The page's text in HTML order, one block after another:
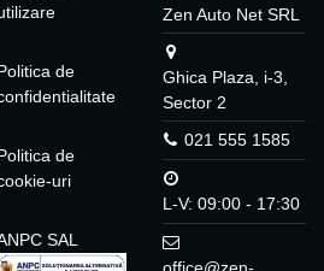
de
de
uri
SAL
Zen Auto Net SRL
Ghica Plaza, i-3,
Sector 2
021 555 1585
L-V: 09:00 - 17:30
office@zen-